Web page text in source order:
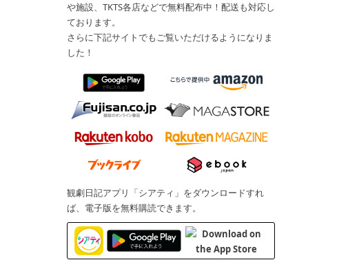
や施設、TKTS各店などで無料配布中！配送も対応し
ております。
さらに下記サイトでもご覧いただけるようになりま
した！
観劇日記アプリ「シアティ」をダウンロードすれ
ば、電子版を無料購読できます。